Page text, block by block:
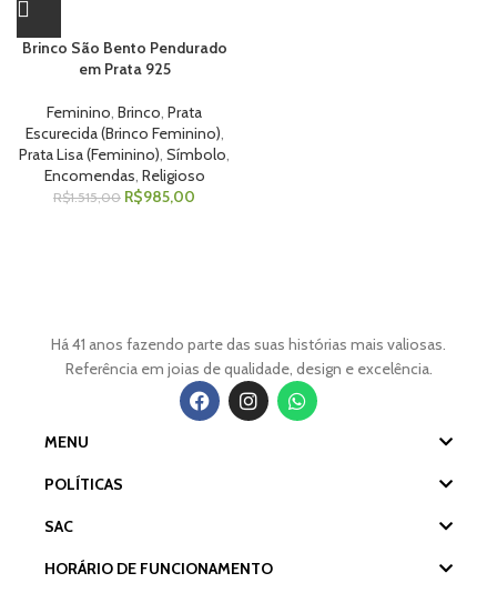
Brinco São Bento Pendurado
em Prata 925
Feminino, Brinco, Prata
Escurecida (Brinco Feminino),
Prata Lisa (Feminino), Símbolo,
Encomendas, Religioso
R$1.515,00 R$985,00
Há 41 anos fazendo parte das suas histórias mais valiosas.
Referência em joias de qualidade, design e excelência.
MENU
POLÍTICAS
SAC
HORÁRIO DE FUNCIONAMENTO